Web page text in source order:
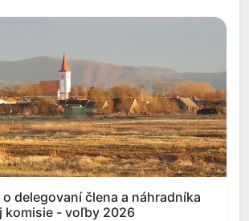
o delegovaní člena a náhradníka
komisie - voľby 2026